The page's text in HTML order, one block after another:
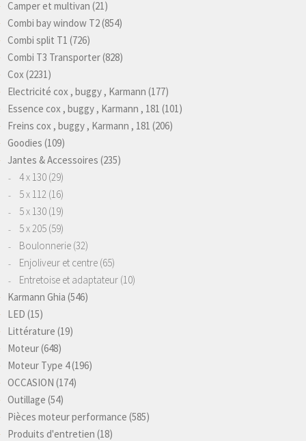
Camper et multivan (21)
Combi bay window T2(854)
Combi split T1 (726)
Combi T3 Transporter(828)
Cox(2231)
Electricité cox , buggy , Karmann (177)
Essence cox , buggy , Karmann , 181 (101)
Freins cox , buggy , Karmann , 181 (206)
Goodies (109)
Jantes & Accessoires (235)
4 x 130 (29)
5 x 112 (16)
5 x 130 (19)
5 x 205 (59)
Boulonnerie (32)
Enjoliveur et centre (65)
Entretoise et adaptateur (10)
Karmann Ghia (546)
LED (15)
Littérature (19)
Moteur(648)
Moteur Type 4(196)
OCCASION (174)
Outillage (54)
Pièces moteur performance (585)
Produits d'entretien (18)